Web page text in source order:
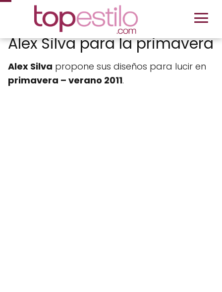
Alex Silva para la primavera
Alex Silva propone sus diseños para lucir en
primavera – verano 2011.